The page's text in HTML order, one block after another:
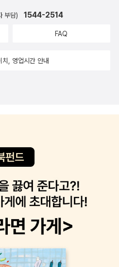
<손의 무게>(임민욱, 2010), <안
품 분석을 통해 ‘장소 특정적 수
먼스를 행하고 기록한 작품”을 말한
기점으로 성수대교 붕괴, 삼풍백화
뜻 무관해 보이는 이러한 공간 이미
주목한다. 11장과 12장에서는 다큐
융 사례들을 다룬다. 저자의 분석에
는 상영 장소가 다변화되었을 뿐
그림, 문자 등 다양한 질료를 창조적
플렉스관에서 상영되는 상업영화가
늘날 이승민의 『영화와 공간』은 흥
을 한국 다큐멘터리 영화의 세계로
터리 영화의 관객이자 비평가로 활
부담) 1544-2514
FAQ
치, 영업시간 안내